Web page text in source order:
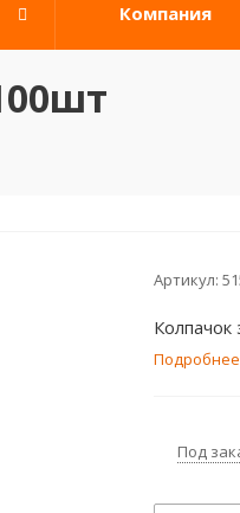
Компания
Артикул:
Подробнее
Под